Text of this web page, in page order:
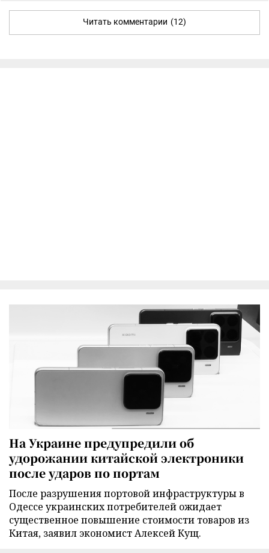
Читать комментарии (12)
На Украине предупредили об
удорожании китайской электроники
после ударов по портам
После разрушения портовой инфраструктуры в
Одессе украинских потребителей ожидает
существенное повышение стоимости товаров из
Китая, заявил экономист Алексей Кущ.